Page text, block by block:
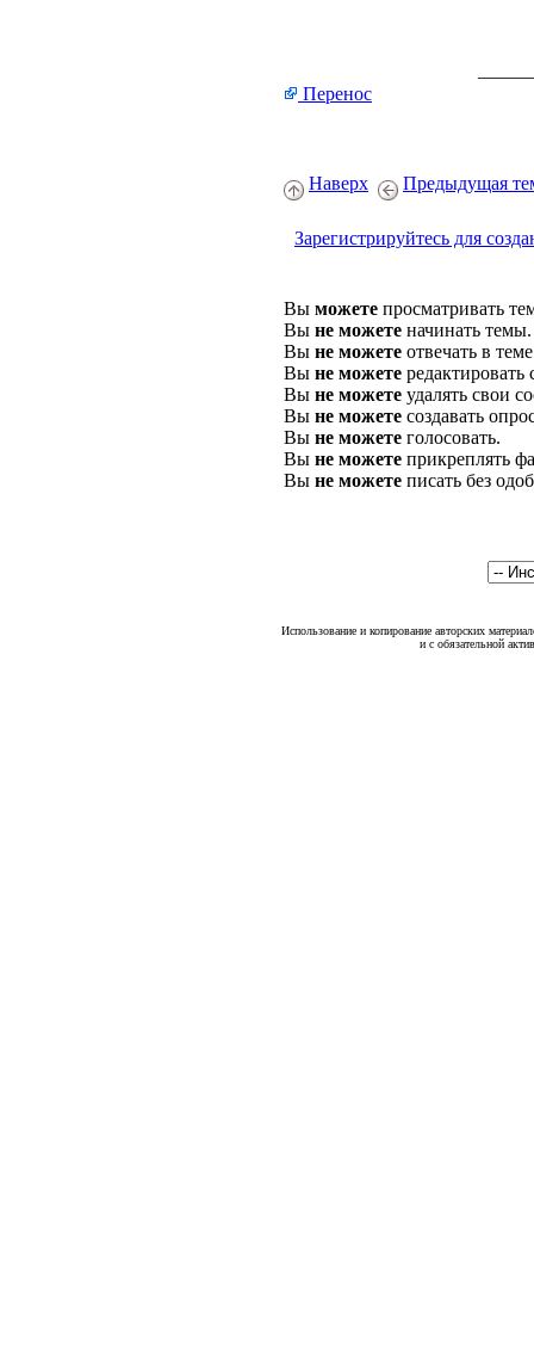
Перенос
Наверх Предыдущая
Зарегистрируйтесь для
Вы можете просматривать
Вы не можете начинать темы.
Вы не можете отвечать в
Вы не можете
Вы не можете удалять свои
Вы не можете создавать
Вы не можете голосовать.
Вы не можете прикреплять
Вы не можете писать без
Использование и копирование авторских
и с обязательной